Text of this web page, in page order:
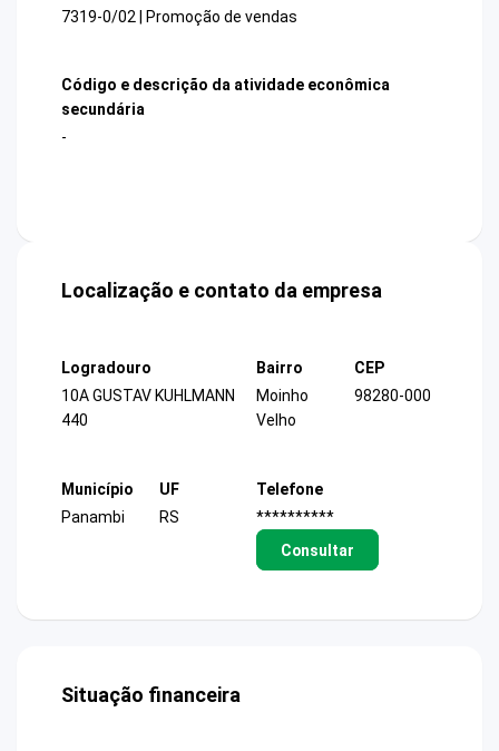
7319-0/02 | Promoção de vendas
Código e descrição da atividade econômica
secundária
-
Localização e contato da empresa
Logradouro
10A GUSTAV KUHLMANN
440
Bairro
Moinho
Velho
CEP
98280-000
Município
Panambi
UF
RS
Telefone
**********
Consultar
Situação financeira